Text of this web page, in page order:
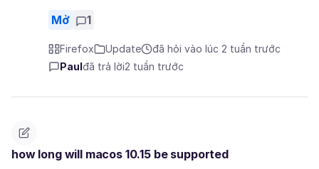
Mở 1
Firefox Update
đã hỏi vào lúc 2 tuần trước
Paul đã trả lời2 tuần trước
how long will macos 10.15 be supported